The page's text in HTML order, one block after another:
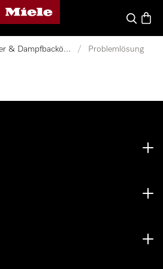
Miele-Homepage
Suche
Dampfgarer & Dampfbacköfen / Problemlösung